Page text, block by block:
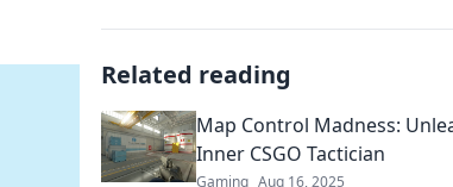
Related reading
Map Control Madness:
Inner CSGO Tactician
Gaming Aug 16, 2025